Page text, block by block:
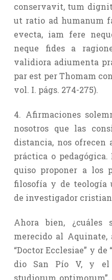
conservavit, tum
ut ratio ad humanum
evecta, iam fere
neque fides a
validiora adiumenta
par est per Thomam
vol. I. págs. 274-275).
4. Afirmaciones
nosotros que las
distancia, nos ofrecen
práctica o
quiso proponer a los
filosofía y de teología
de investigador
Ahora bien, ¿cuáles
merecido al Aquinate,
“Doctor Ecclesiae” y
dio San Pío V, y el
studiorum